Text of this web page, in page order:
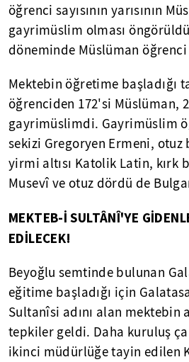
öğrenci sayısının yarısının
gayrimüslim olması
döneminde Müslüman öğrenci
Mektebin öğretime başladığı
öğrenciden 172'si Müslüman,
gayrimüslimdi. Gayrimüslim
sekizi Gregoryen Ermeni,
yirmi altısı Katolik Latin, kırk
Musevî ve otuz dördü de
MEKTEB-İ SULTÂNÎ'YE
EDİLECEK!
Beyoğlu semtinde bulunan
eğitime başladığı için
Sultanîsi adını alan mektebin
tepkiler geldi. Daha kuruluş
ikinci müdürlüğe tayin edilen